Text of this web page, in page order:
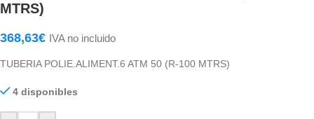
MTRS)
368,63€ IVA no incluido
TUBERIA POLIE.ALIMENT.6 ATM 50 (R-100 MTRS)
4 disponibles